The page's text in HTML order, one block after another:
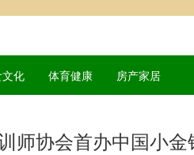
化 体育健康 房产家居
师协会首办中国小